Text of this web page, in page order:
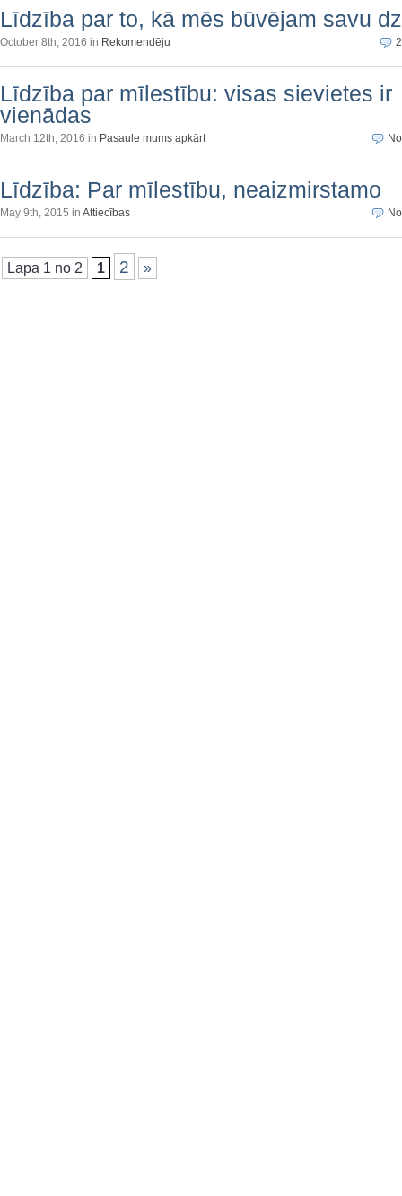
Līdzība par to, kā mēs būvējam savu
October 8th, 2016 in Rekomendēju
Līdzība par mīlestību: visas sievietes ir
vienādas
March 12th, 2016 in Pasaule mums apkārt
Līdzība: Par mīlestību, neaizmirstamo
May 9th, 2015 in Attiecības
Lapa 1 no 2 1 2 »